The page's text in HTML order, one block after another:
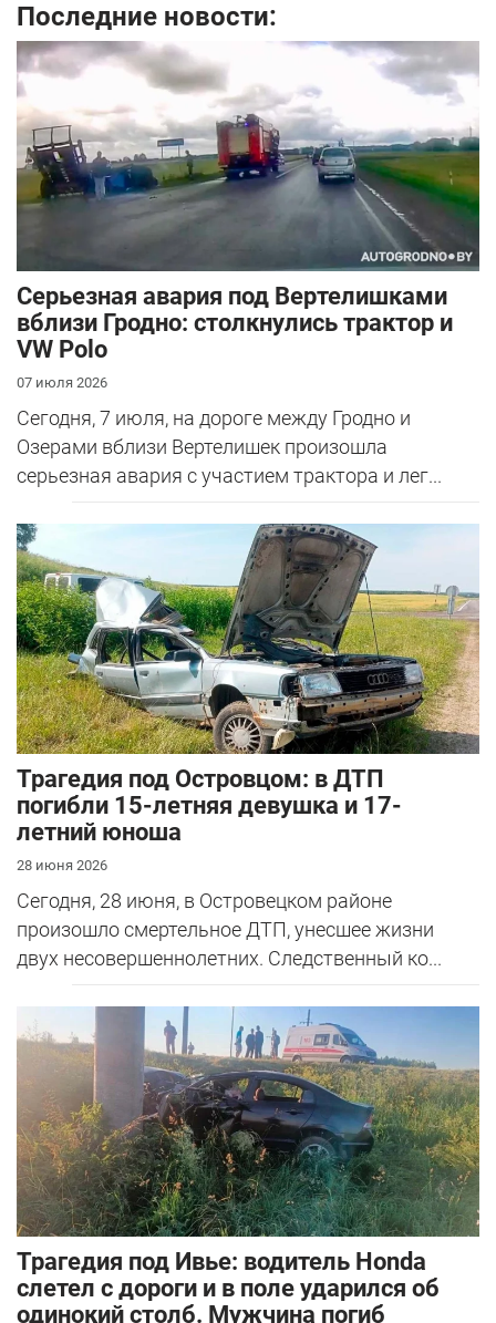
Последние новости:
Серьезная авария под Вертелишками
вблизи Гродно: столкнулись трактор и
VW Polo
07 июля 2026
Сегодня, 7 июля, на дороге между Гродно и
Озерами вблизи Вертелишек произошла
серьезная авария с участием трактора и лег...
Трагедия под Островцом: в ДТП
погибли 15-летняя девушка и 17-
летний юноша
28 июня 2026
Сегодня, 28 июня, в Островецком районе
произошло смертельное ДТП, унесшее жизни
двух несовершеннолетних. Следственный ко...
Трагедия под Ивье: водитель Honda
слетел с дороги и в поле ударился об
одинокий столб. Мужчина погиб